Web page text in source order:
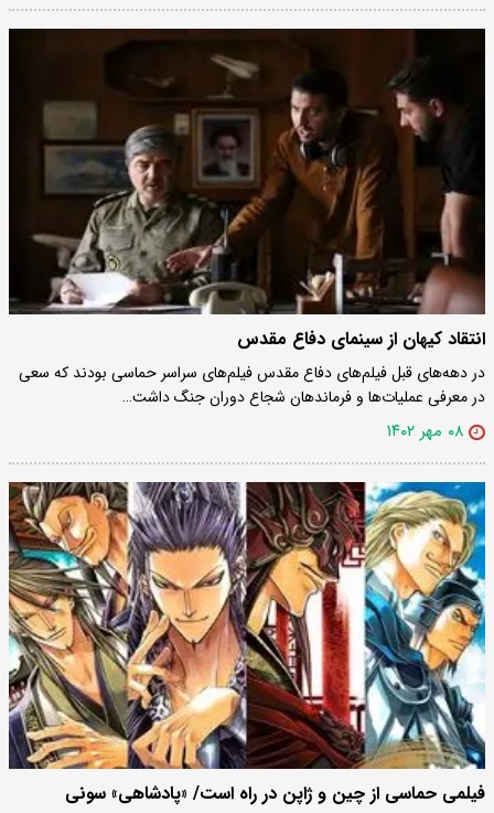
انتقاد کیهان از سینمای دفاع مقدس
در دهه‌های قبل فیلم‌های دفاع مقدس فیلم‌های سراسر حماسی بودند که سعی
در معرفی عملیات‌ها و فرماندهان شجاع دوران جنگ داشت…
۰۸ مهر ۱۴۰۲
فیلمی حماسی از چین و ژاپن در راه است/ «پادشاهی» سونی